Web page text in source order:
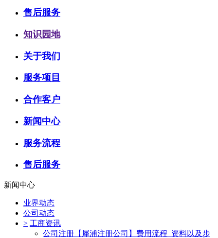
售后服务
知识园地
关于我们
服务项目
合作客户
新闻中心
服务流程
售后服务
新闻中心
业界动态
公司动态
> 工商资讯
公司注册【犀浦注册公司】费用流程_资料以及步